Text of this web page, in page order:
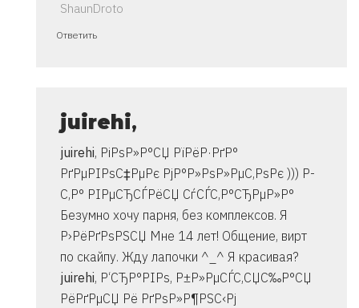
ShaunDroto
Ответ
очень
от
Владимир
Ответить
juirehi,
juirehi, РіРѕР»Р°СЏ РїРёР·РґР°
РґРµРІРѕС‡РµРє РјР°Р»РѕР»РµС‚РѕРє ))) Р­
С‚Р° РІРµСЂСЃРёСЏ СѓСЃС‚Р°СЂРµР»Р°
Безумно хочу парня, без комплексов. Я
Р›РёРґРѕРЅСЏ Мне 14 лет! Общение, вирт
по скайпу. Жду лапочки ^_^ Я красивая?
juirehi, Р‘СЂР°РІРѕ, Р±Р»РµСЃС‚СЏС‰Р°СЏ
РёРґРµСЏ Рё РґРѕР»Р¶РЅС‹Рј